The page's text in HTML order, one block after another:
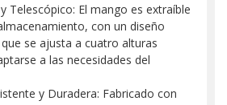
Telescópico: El mango es extraíble
con un diseño
se ajusta a cuatro alturas
a las necesidades del
y Duradera: Fabricado con